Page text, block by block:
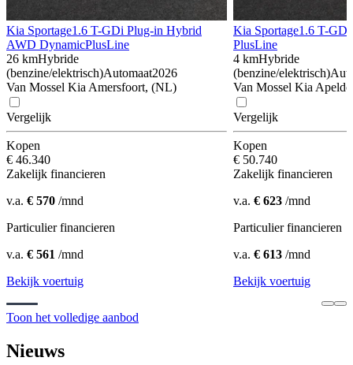
Kia Sportage1.6 T-GDi Plug-in Hybrid
AWD DynamicPlusLine
26 kmHybride
(benzine/elektrisch)Automaat2026
Van Mossel Kia Amersfoort, (NL)
Vergelijk
Kopen
€ 46.340
Zakelijk financieren
v.a. € 570 /mnd
Particulier financieren
v.a. € 561 /mnd
Bekijk voertuig
Kia Sportage1.6 T-
PlusLine
4 kmHybride
(benzine/elektrisch)
Van Mossel Kia
Vergelijk
Kopen
€ 50.740
Zakelijk financieren
v.a. € 623 /mnd
Particulier financieren
v.a. € 613 /mnd
Bekijk voertuig
Toon het volledige aanbod
Nieuws